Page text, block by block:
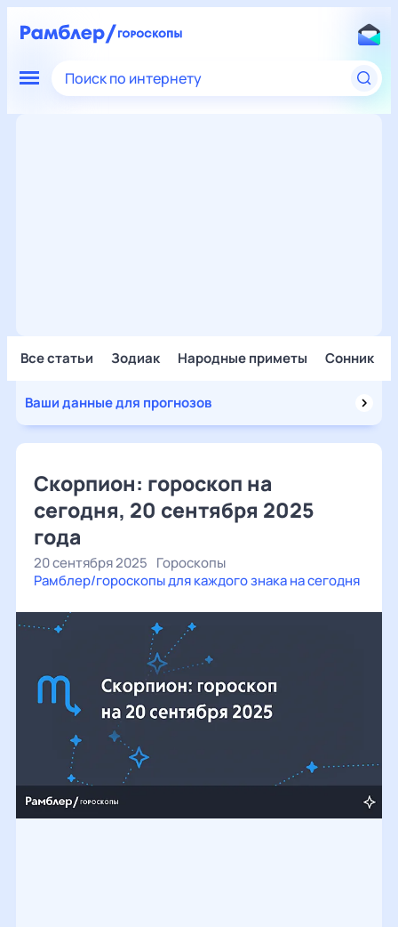
Поиск по интернету
Все статьи Зодиак Народные приметы Сонник
Ваши данные для прогнозов
Скорпион: гороскоп на
сегодня, 20 сентября 2025
года
20 сентября 2025 Гороскопы
Рамблер/гороскопы для каждого знака на сегодня